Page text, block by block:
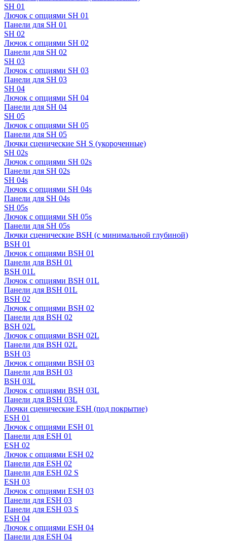
SH 01
Лючок с опциями SH 01
Панели для SH 01
SH 02
Лючок с опциями SH 02
Панели для SH 02
SH 03
Лючок с опциями SH 03
Панели для SH 03
SH 04
Лючок с опциями SH 04
Панели для SH 04
SH 05
Лючок с опциями SH 05
Панели для SH 05
Лючки сценические SH S (укороченные)
SH 02s
Лючок с опциями SH 02s
Панели для SH 02s
SH 04s
Лючок с опциями SH 04s
Панели для SH 04s
SH 05s
Лючок с опциями SH 05s
Панели для SH 05s
Лючки сценические BSH (с минимальной глубиной)
BSH 01
Лючок с опциями BSH 01
Панели для BSH 01
BSH 01L
Лючок с опциями BSH 01L
Панели для BSH 01L
BSH 02
Лючок с опциями BSH 02
Панели для BSH 02
BSH 02L
Лючок с опциями BSH 02L
Панели для BSH 02L
BSH 03
Лючок с опциями BSH 03
Панели для BSH 03
BSH 03L
Лючок с опциями BSH 03L
Панели для BSH 03L
Лючки сценические ESH (под покрытие)
ESH 01
Лючок с опциями ESH 01
Панели для ESH 01
ESH 02
Лючок с опциями ESH 02
Панели для ESH 02
Панели для ESH 02 S
ESH 03
Лючок с опциями ESH 03
Панели для ESH 03
Панели для ESH 03 S
ESH 04
Лючок с опциями ESH 04
Панели для ESH 04